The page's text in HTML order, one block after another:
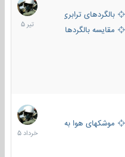
بالگردهای ترابری
مقایسه بالگردها
تیر
1405
موشکهای هوا به سطح
30
خرداد
1405